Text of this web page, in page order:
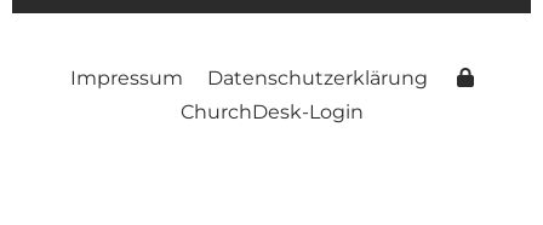
Impressum
Datenschutzerklärung
ChurchDesk-Login